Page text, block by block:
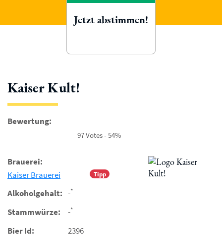
Kaiser Kult!
Bewertung:
97 Votes - 54%
Brauerei:
Tipp
Kaiser Brauerei
Alkoholgehalt: -*
Stammwürze: -*
Bier Id: 2396
Jetzt abstimmen!